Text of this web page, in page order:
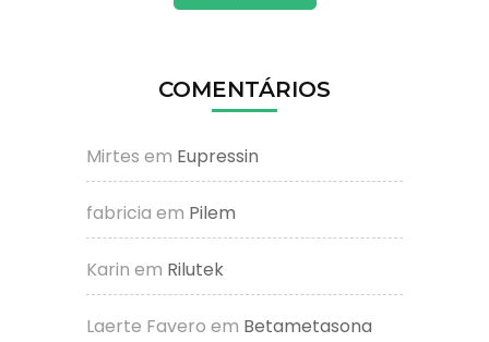
COMENTÁRIOS
Mirtes em Eupressin
fabricia em Pilem
Karin em Rilutek
Laerte Favero em Betametasona